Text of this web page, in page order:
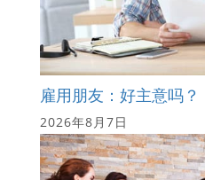
雇用朋友：好主意吗？
2026年8月7日